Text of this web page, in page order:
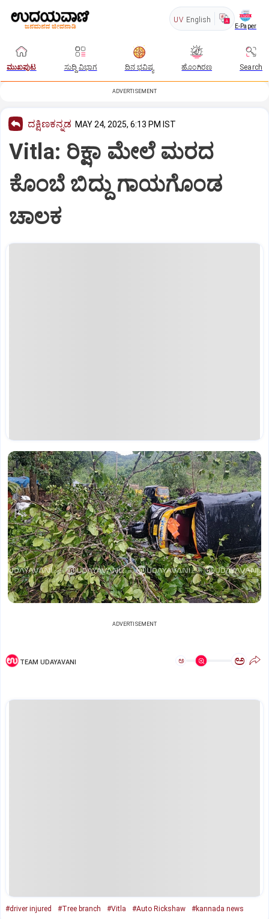
UV English
E-Paper
ಮುಖಪುಟ ಸುದ್ದಿ ವಿಭಾಗ ದಿನ ಭವಿಷ್ಯ ಹೊಂಗಿರಣ Search
ADVERTISEMENT
ದಕ್ಷಿಣಕನ್ನಡ MAY 24, 2025, 6:13 PM IST
Vitla: ರಿಕ್ಷಾ ಮೇಲೆ ಮರದ
ಕೊಂಬೆ ಬಿದ್ದು ಗಾಯಗೊಂಡ
ಚಾಲಕ
ADVERTISEMENT
TEAM UDAYAVANI ಅ ಅ
#driver injured #Tree branch #Vitla #Auto Rickshaw #kannada news